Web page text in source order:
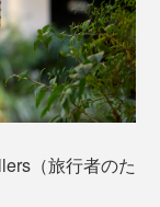
ス、A４クリア
は伸びる素材
キレイを保ちや
（旅行者のた